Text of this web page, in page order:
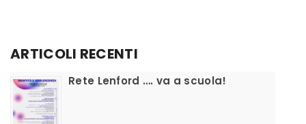
ARTICOLI RECENTI
​Rete Lenford …. va a scuola!